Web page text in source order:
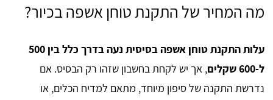
מה המחיר של התקנת טוחן אשפה בכיור?
עלות התקנת טוחן אשפה בסיסית נעה בדרך כלל בין 500
ל-600 שקלים
, אך יש לקחת בחשבון שזהו רק הבסיס. אם
נדרשת התקנה של סיפון מיוחד, מתאם למדיח הכלים, או